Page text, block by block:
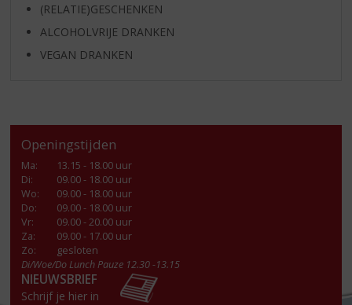
(RELATIE)GESCHENKEN
ALCOHOLVRIJE DRANKEN
VEGAN DRANKEN
Openingstijden
Ma:
13.15 - 18.00 uur
Di:
09.00 - 18.00 uur
Wo:
09.00 - 18.00 uur
Do:
09.00 - 18.00 uur
Vr:
09.00 - 20.00 uur
Za:
09.00 - 17.00 uur
Zo:
gesloten
Di/Woe/Do Lunch Pauze 12.30 -13.15
NIEUWSBRIEF
Schrijf je hier in